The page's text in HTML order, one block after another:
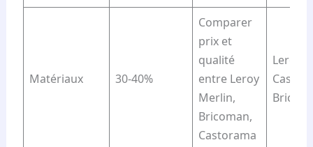
Matériaux 30-40%
Comparer
prix et
qualité
entre Leroy
Merlin,
Bricoman,
Castorama
Leroy